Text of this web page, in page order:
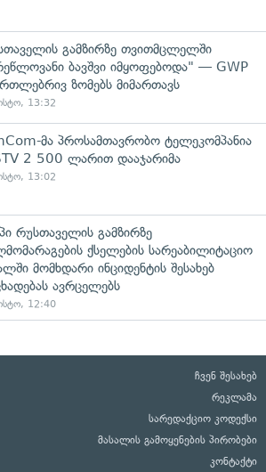
გამზირზე თვითმცლელში
ბავშვი იმყოფებოდა" — GWP
ზომებს მიმართავს
13:32
მა პროსამთავრობო ტელეკომპანია
2 500 ლარით დააჯარიმა
13:02
რუსთაველის გამზირზე
ქსელების სარეაბილიტაციო
მომხდარი ინციდენტის შესახებ
ავრცელებს
12:40
ჩვენ შესახებ
რეკლამა
სარედაქციო კოდექსი
მასალის გამოყენების პირობები
კონტაქტი